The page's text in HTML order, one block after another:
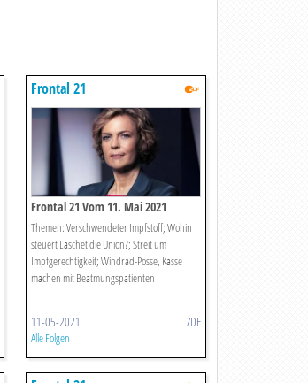
Frontal 21
Frontal 21 Vom 11. Mai 2021
Themen: Verschwendeter Impfstoff; Wohin
steuert Laschet die Union?; Streit um
Impfgerechtigkeit; Windrad-Posse, Kasse
machen mit Beatmungspatienten
11-05-2021 ZDF
Alle Folgen